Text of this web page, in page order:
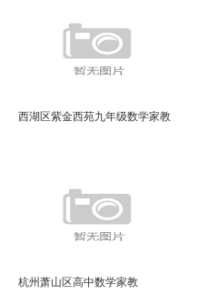
西湖区紫金西苑九年级数学家教
杭州萧山区高中数学家教